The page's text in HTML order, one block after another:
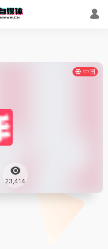
中国
23,414